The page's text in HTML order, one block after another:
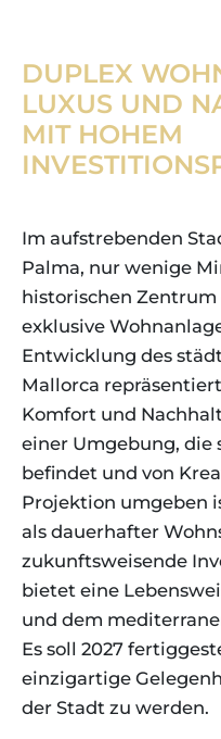
DUPLEX
LUXUS UND
MIT HOHEM
Im aufstrebenden
Palma, nur wenige
historischen
exklusive
Entwicklung des
Mallorca
Komfort und
einer Umgebung, die
befindet und von
Projektion umgeben
als dauerhafter
zukunftsweisende
bietet eine
und dem
Es soll 2027
einzigartige
der Stadt zu werden.